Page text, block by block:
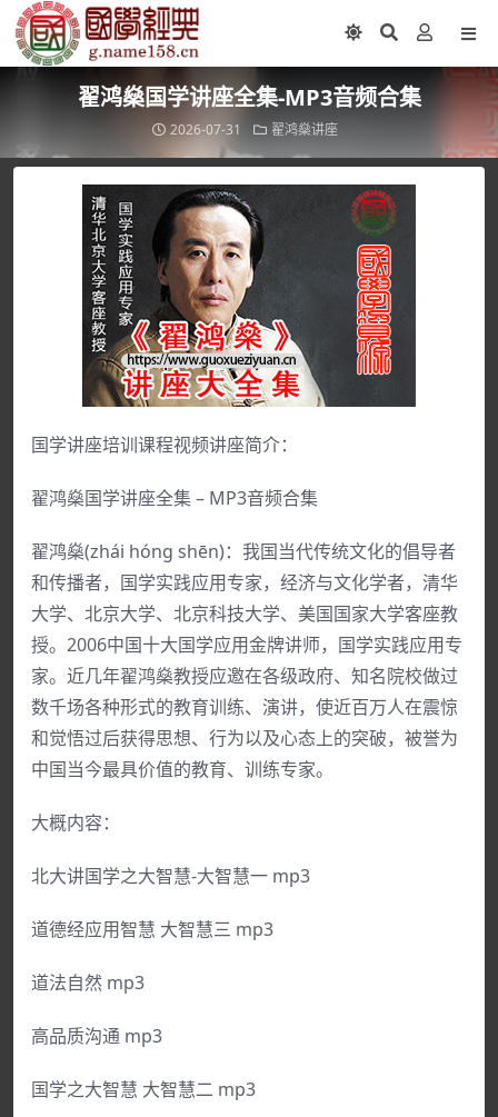
翟鸿燊国学讲座全集-MP3音频合集
2026-07-31 翟鸿燊讲座
国学讲座培训课程视频讲座简介：
翟鸿燊国学讲座全集 – MP3音频合集
翟鸿燊(zhái hóng shēn)：我国当代传统文化的倡导者
和传播者，国学实践应用专家，经济与文化学者，清华
大学、北京大学、北京科技大学、美国国家大学客座教
授。2006中国十大国学应用金牌讲师，国学实践应用专
家。近几年翟鸿燊教授应邀在各级政府、知名院校做过
数千场各种形式的教育训练、演讲，使近百万人在震惊
和觉悟过后获得思想、行为以及心态上的突破，被誉为
中国当今最具价值的教育、训练专家。
大概内容：
北大讲国学之大智慧-大智慧一 mp3
道德经应用智慧 大智慧三 mp3
道法自然 mp3
高品质沟通 mp3
国学之大智慧 大智慧二 mp3